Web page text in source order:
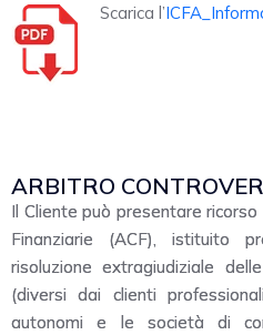
Scarica l’I
ARBITRO
Il Cliente può presentare
Finanziarie (ACF), istituito
risoluzione extragiudiziale
(diversi dai clienti
autonomi e le società di